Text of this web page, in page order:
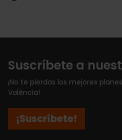
Suscríbete a
¡No te pierdas los mejores
València!
¡Suscríbete!